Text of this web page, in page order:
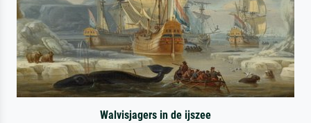
Walvisjagers in de ijszee